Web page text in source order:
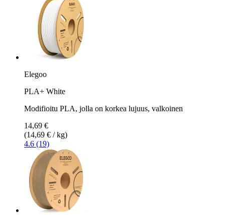
Elegoo
PLA+ White
Modifioitu PLA, jolla on korkea lujuus, valkoinen
14,69 €
(14,69 € / kg)
4.6 (19)